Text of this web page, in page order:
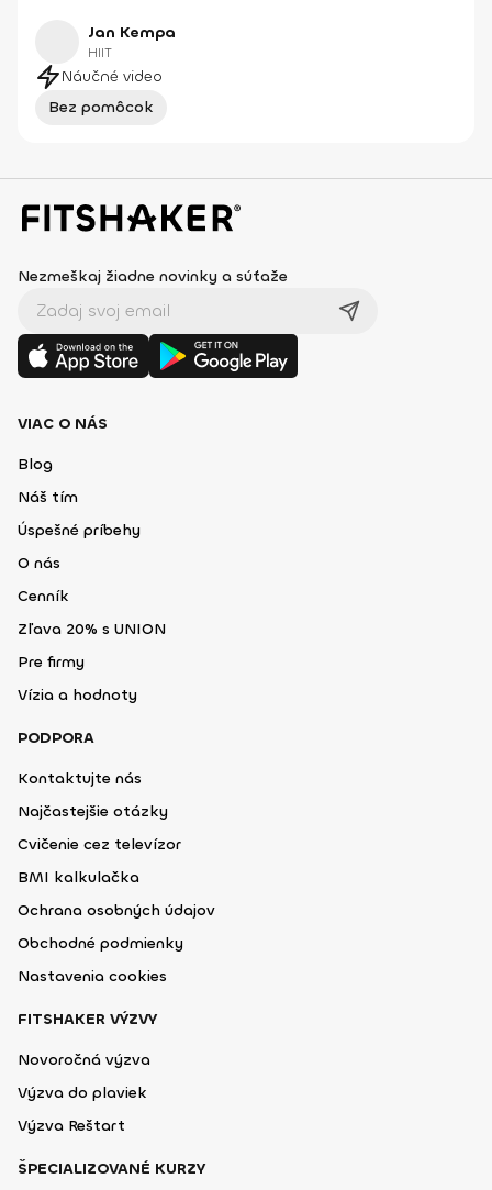
Jan Kempa
HIIT
Náučné video
Bez pomôcok
Nezmeškaj žiadne novinky a súťaže
VIAC O NÁS
Blog
Náš tím
Úspešné príbehy
O nás
Cenník
Zľava 20% s UNION
Pre firmy
Vízia a hodnoty
PODPORA
Kontaktujte nás
Najčastejšie otázky
Cvičenie cez televízor
BMI kalkulačka
Ochrana osobných údajov
Obchodné podmienky
Nastavenia cookies
FITSHAKER VÝZVY
Novoročná výzva
Výzva do plaviek
Výzva Reštart
ŠPECIALIZOVANÉ KURZY